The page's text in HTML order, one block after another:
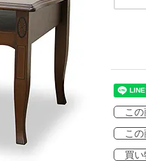
こ
こ
買